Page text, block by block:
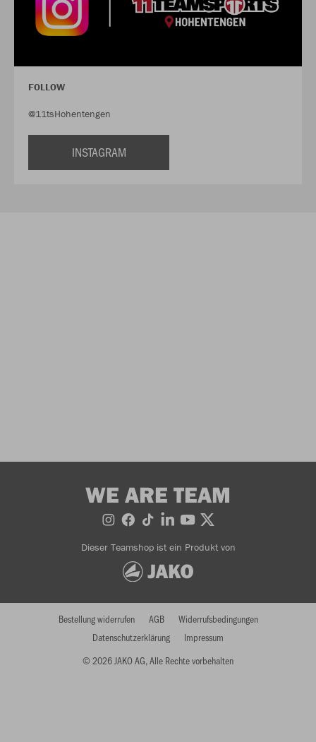
FOLLOW
@11tsHohentengen
INSTAGRAM
WE ARE TEAM
Dieser Teamshop ist ein Produkt von
© 2026 JAKO AG, Alle Rechte vorbehalten
Bestellung widerrufen AGB
Widerrufsbedingungen
Datenschutzerklärung
Impressum